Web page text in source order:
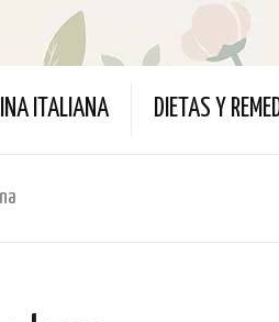
ITALIANA DIETAS Y